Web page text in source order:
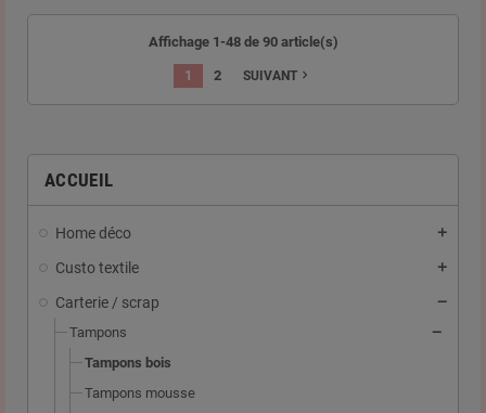
ACCUEIL
Home déco
Custo textile
Carterie / scrap
Tampons
Tampons bois
Tampons mousse
Affichage 1-48 de 90 article(s)
1 2 SUIVANT navigate_next